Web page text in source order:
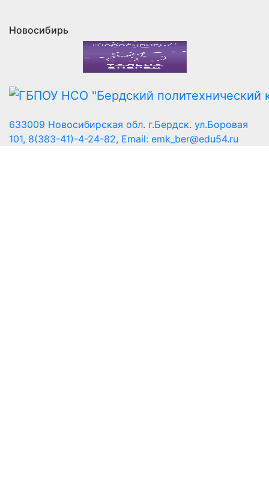
Новосибирь
633009 Новосибирская обл. г.Бердск. ул.Боровая
101, 8(383-41)-4-24-82, Email: emk_ber@edu54.ru